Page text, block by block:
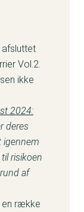
afsluttet
Vol.2.
ikke
2024:
deres
igennem
risikoen
af
række